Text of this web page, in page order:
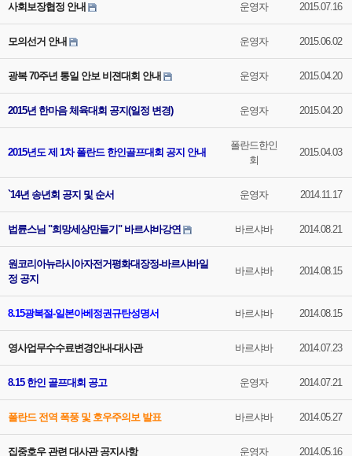
사회보장협정 안내 운영자 2015.07.16
모의선거 안내 운영자 2015.06.02
광복 70주년 통일 안보 비젼대회 안내 운영자 2015.04.20
2015년 한마음 체육대회 공지(일정 변경) 운영자 2015.04.20
2015년도 제 1차 폴란드 한인골프대회 공지 안내
폴란드한인
회
2015.04.03
`14년 송년회 공지 및 순서 운영자 2014.11.17
법륜스님 "희망세상만들기" 바르샤바강연 바르샤바 2014.08.21
원코리아뉴라시아자전거평화대장정-바르샤바일
정 공지
바르샤바 2014.08.15
8.15광복절-일본아베정권규탄성명서 바르샤바 2014.08.15
영사업무수수료변경안내-대사관 바르샤바 2014.07.23
8.15 한인 골프대회 공고 운영자 2014.07.21
폴란드 전역 폭풍 및 호우주의보 발표 바르샤바 2014.05.27
집중호우 관련 대사관 공지사항 운영자 2014.05.16